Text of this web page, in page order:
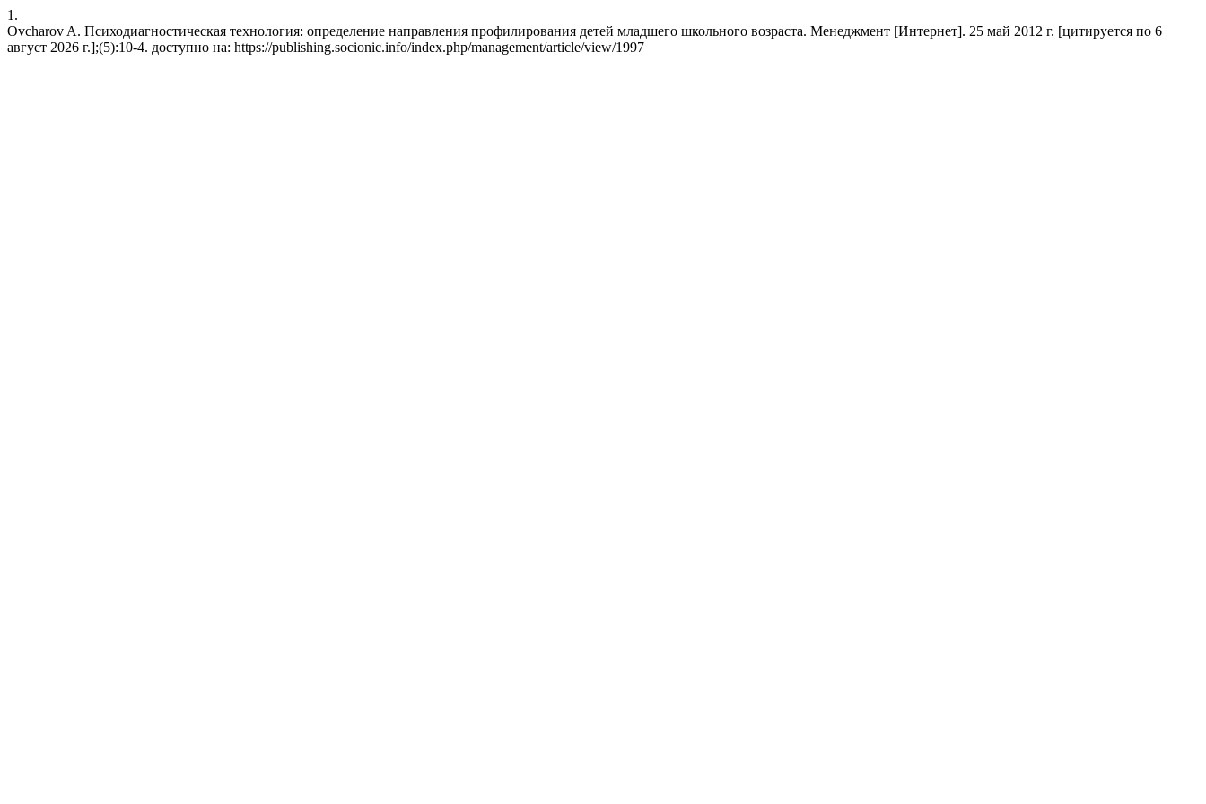
1.
Ovcharov A. Психодиагностическая технология: определение направления профилирования детей младшего школьного возраста. Менеджмент [Интернет]. 25 май 2012 г. [цитируется по 6
август 2026 г.];(5):10-4. доступно на: https://publishing.socionic.info/index.php/management/article/view/1997